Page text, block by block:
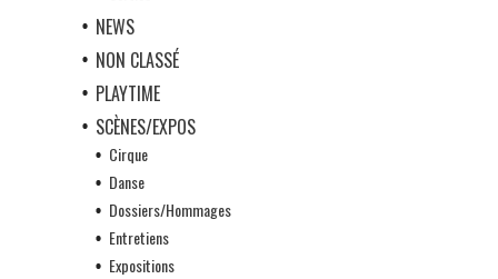
NEWS
NON CLASSÉ
PLAYTIME
SCÈNES/EXPOS
Cirque
Danse
Dossiers/Hommages
Entretiens
Expositions